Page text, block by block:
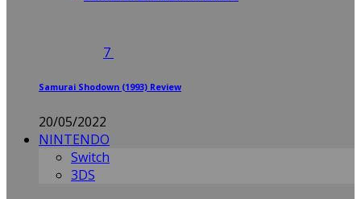
7
Samurai Shodown (1993) Review
20/05/2022
NINTENDO
Switch
3DS